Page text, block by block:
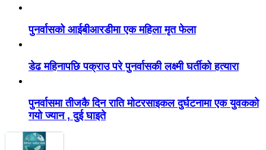
पुनर्वासको आईबीआरडीमा एक महिला मृत फेला
डेढ महिनापछि पक्राउ परे पुनर्वासकी लक्ष्मी घर्तीको हत्यारा
पुनर्वासमा तीजकै दिन राति मोटरसाइकल दुर्घटनामा एक युवकको
गयो ज्यान , दुई घाइते